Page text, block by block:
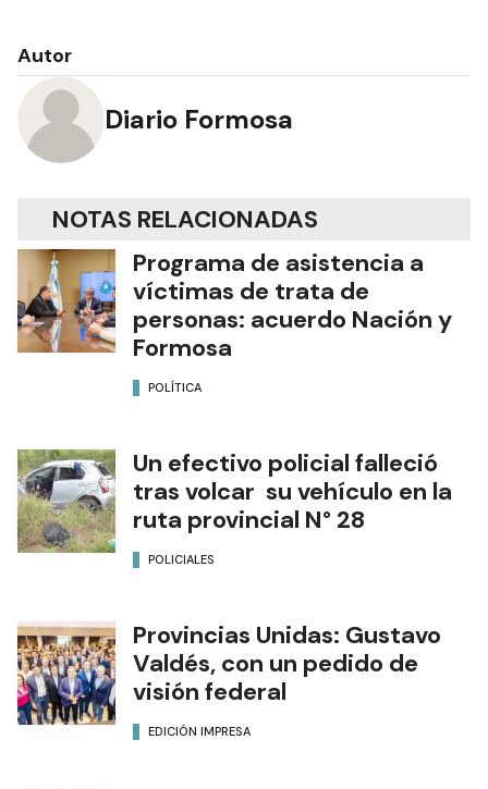
Autor
Diario Formosa
NOTAS RELACIONADAS
Programa de asistencia a
víctimas de trata de
personas: acuerdo Nación y
Formosa
POLÍTICA
Un efectivo policial falleció
tras volcar su vehículo en la
ruta provincial N° 28
POLICIALES
Provincias Unidas: Gustavo
Valdés, con un pedido de
visión federal
EDICIÓN IMPRESA